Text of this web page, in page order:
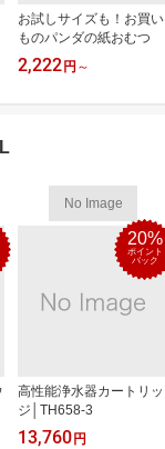
お試しサイズも！お買い
ものパンダの紙おむつ
2,222 円 ～
No Image
20%
ポイント
バック
高性能浄水器カートリッ
ジ│TH658-3
13,760 円